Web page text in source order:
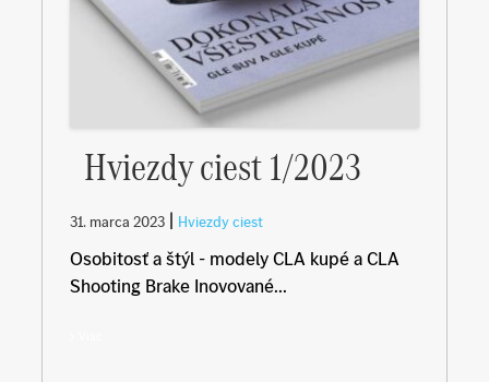
Hviezdy ciest 1/2023
31. marca 2023 | Hviezdy ciest
Osobitosť a štýl - modely CLA kupé a CLA
Shooting Brake Inovované...